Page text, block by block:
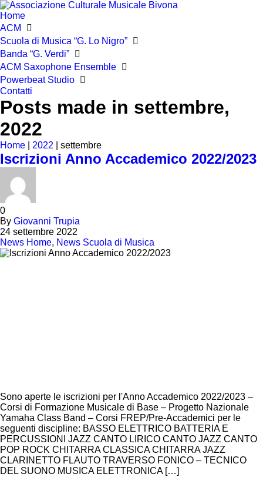
Home
ACM
Scuola di Musica “G. Lo Nigro”
Banda “G. Verdi”
ACM Saxophone Ensemble
Powerbeat Studio
Contatti
Posts made in settembre,
2022
Home 2022 settembre
Iscrizioni Anno Accademico 2022/2023
0
By Giovanni Trupia
24 settembre 2022
News Home, News Scuola di Musica
Sono aperte le iscrizioni per l'Anno Accademico 2022/2023 –
Corsi di Formazione Musicale di Base – Progetto Nazionale
Yamaha Class Band – Corsi FREP/Pre-Accademici per le
seguenti discipline: BASSO ELETTRICO BATTERIA E
PERCUSSIONI JAZZ CANTO LIRICO CANTO JAZZ CANTO
POP ROCK CHITARRA CLASSICA CHITARRA JAZZ
CLARINETTO FLAUTO TRAVERSO FONICO – TECNICO
DEL SUONO MUSICA ELETTRONICA […]